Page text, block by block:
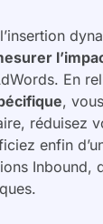
En
,
réduisez
enfin
Inbound,